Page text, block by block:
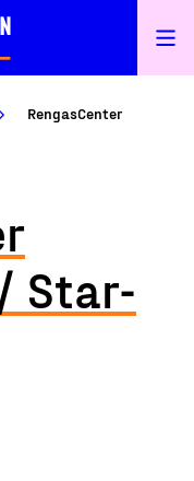
RengasCenter
Star-